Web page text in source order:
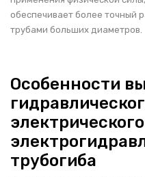
обеспечивает более точный
трубами больших диаметров.
Особенности
трубогиба